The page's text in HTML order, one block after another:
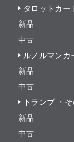
タロットカー
新品
中古
ルノルマンカ
新品
中古
トランプ ・
新品
中古